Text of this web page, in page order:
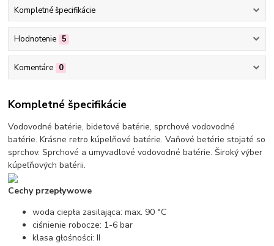
Kompletné špecifikácie
Hodnotenie 5
Komentáre 0
Kompletné špecifikácie
Vodovodné batérie, bidetové batérie, sprchové vodovodné
batérie. Krásne retro kúpelňové batérie. Vaňové betérie stojaté so
sprchov. Sprchové a umyvadlové vodovodné batérie. Široký výber
kúpeľňových batérii.
Cechy przepływowe
woda ciepła zasilająca: max. 90 °C
ciśnienie robocze: 1-6 bar
klasa głośności: II